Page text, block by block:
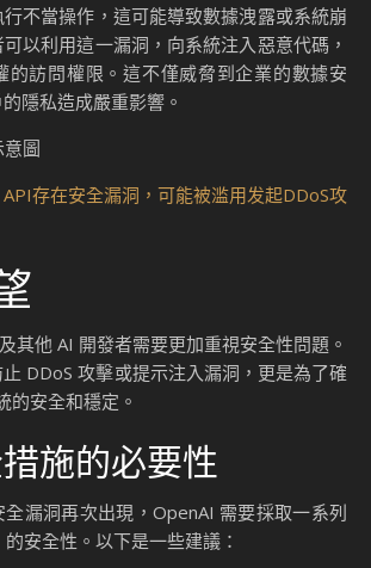
問題與未來展
未來可能出現的安全挑戰。這不僅涉及技
乎整個行業對於 AI 技術安全性的重新思